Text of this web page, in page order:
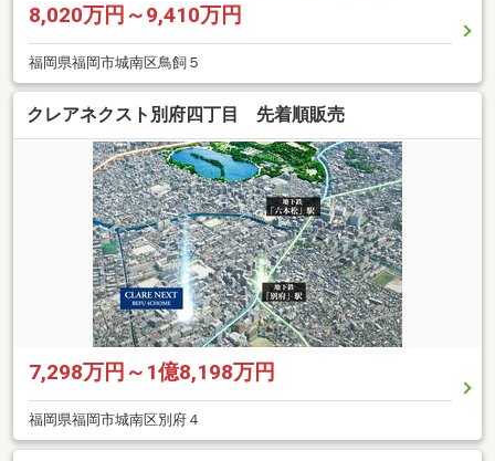
8,020万円～9,410万円
福岡県福岡市城南区鳥飼５
クレアネクスト別府四丁目 先着順販売
7,298万円～1億8,198万円
福岡県福岡市城南区別府４